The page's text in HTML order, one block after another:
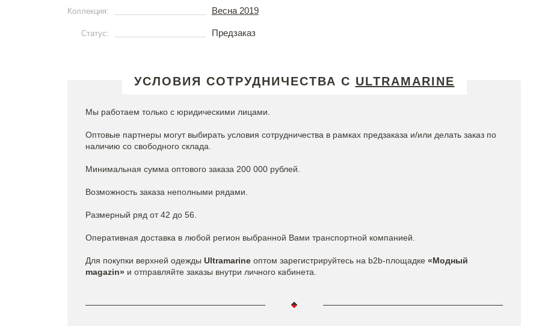
Коллекция: Весна 2019
Статус: Предзаказ
УСЛОВИЯ СОТРУДНИЧЕСТВА С ULTRAMARINE
Мы работаем только с юридическими лицами.
Оптовые партнеры могут выбирать условия сотрудничества в рамках предзаказа и/или делать заказ по
наличию со свободного склада.
Минимальная сумма оптового заказа 200 000 рублей.
Возможность заказа неполными рядами.
Размерный ряд от 42 до 56.
Оперативная доставка в любой регион выбранной Вами транспортной компанией.
Для покупки верхней одежды Ultramarine оптом зарегистрируйтесь на b2b-площадке «Модный
magazin» и отправляйте заказы внутри личного кабинета.